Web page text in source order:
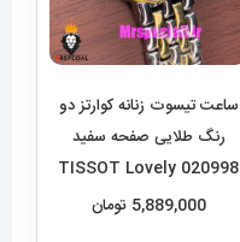
ساعت تیسوت زنانه کوارتز دو
رنگ طلایی صفحه سفید
020998 TISSOT Lovely
5,889,000 تومان